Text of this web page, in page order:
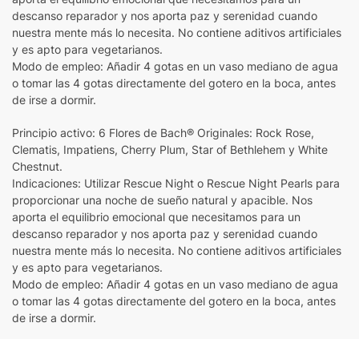
descanso reparador y nos aporta paz y serenidad cuando
nuestra mente más lo necesita. No contiene aditivos artificiales
y es apto para vegetarianos.
Modo de empleo: Añadir 4 gotas en un vaso mediano de agua
o tomar las 4 gotas directamente del gotero en la boca, antes
de irse a dormir.
Principio activo: 6 Flores de Bach® Originales: Rock Rose,
Clematis, Impatiens, Cherry Plum, Star of Bethlehem y White
Chestnut.
Indicaciones: Utilizar Rescue Night o Rescue Night Pearls para
proporcionar una noche de sueño natural y apacible. Nos
aporta el equilibrio emocional que necesitamos para un
descanso reparador y nos aporta paz y serenidad cuando
nuestra mente más lo necesita. No contiene aditivos artificiales
y es apto para vegetarianos.
Modo de empleo: Añadir 4 gotas en un vaso mediano de agua
o tomar las 4 gotas directamente del gotero en la boca, antes
de irse a dormir.